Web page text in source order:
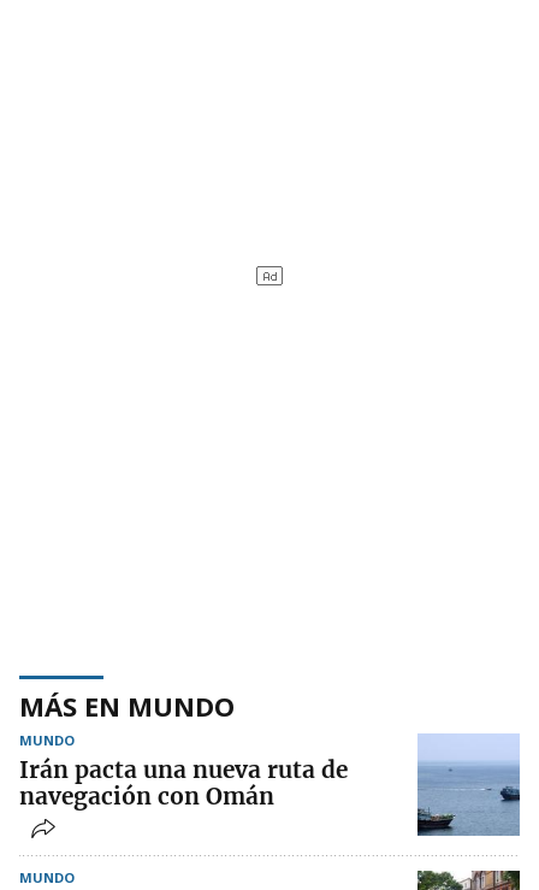
MÁS EN MUNDO
MUNDO
Irán pacta una nueva ruta de
navegación con Omán
MUNDO